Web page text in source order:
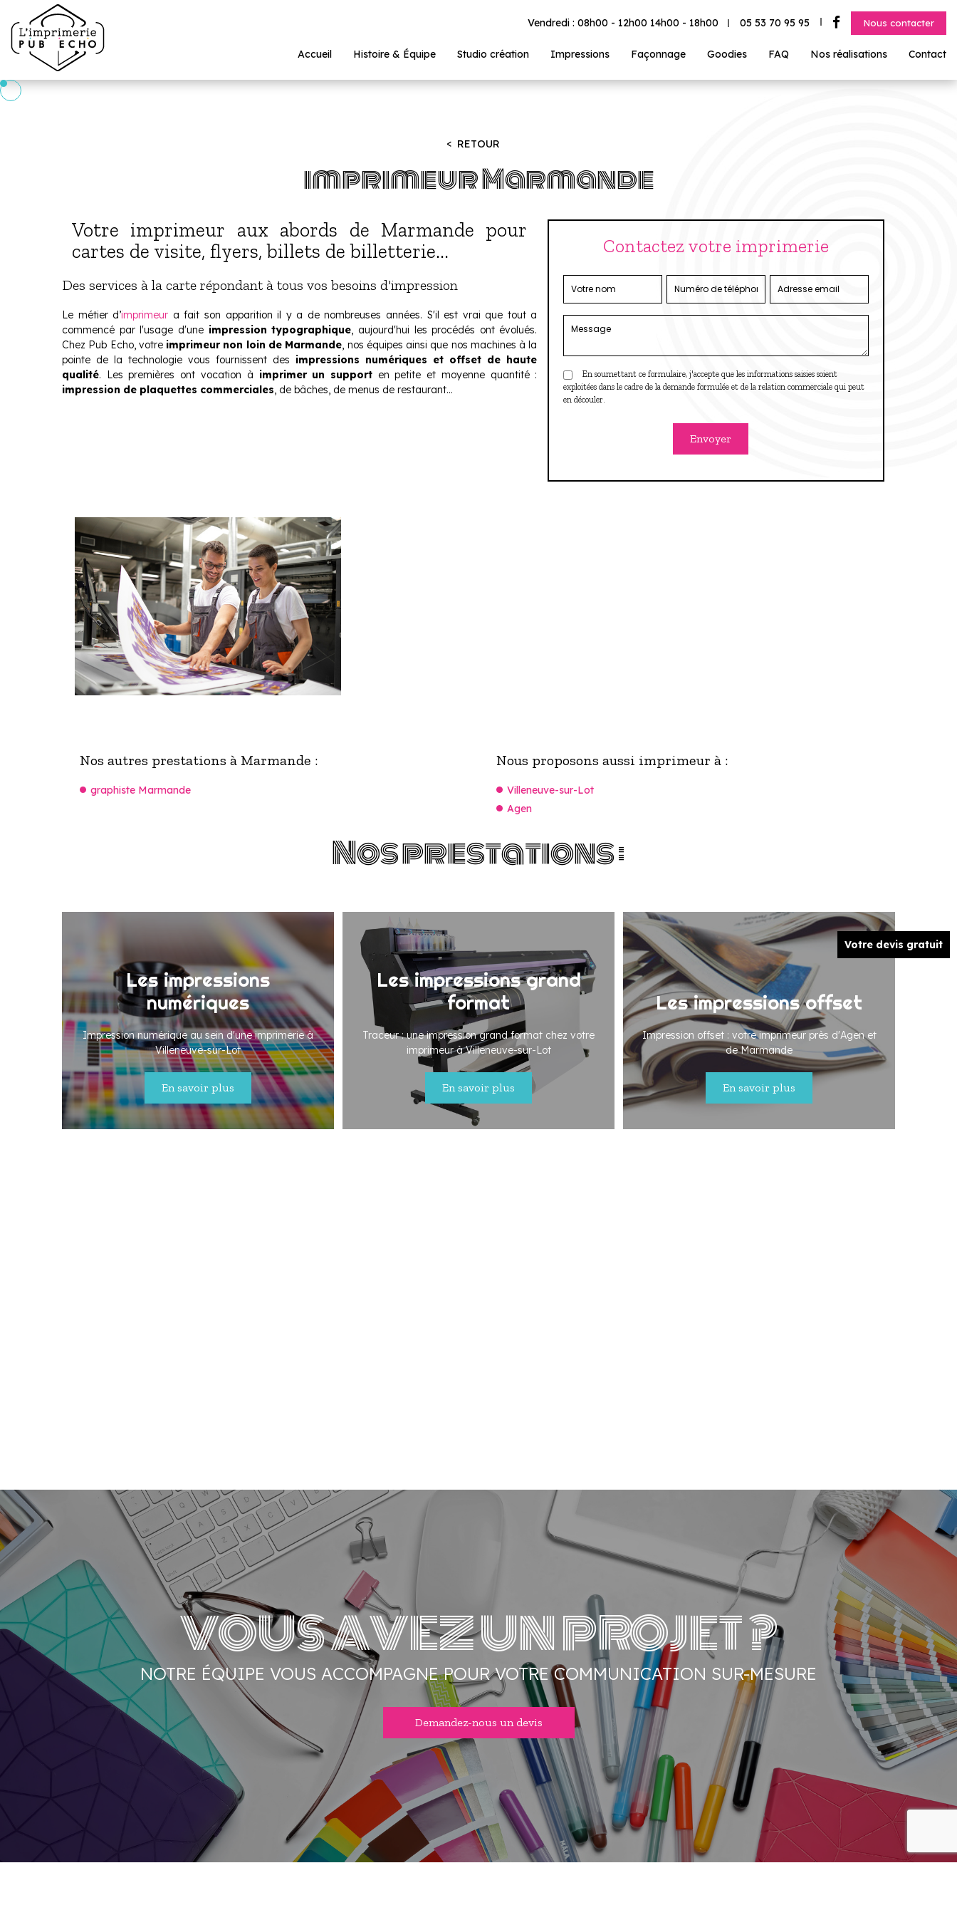
Vendredi : 08h00 - 12h00 14h00 - 18h00 05 53 70 95 95 Nous contacter
Accueil Histoire & Équipe Studio création Impressions Façonnage Goodies FAQ Nos réalisations Contact
RETOUR
imprimeur Marmande
Votre imprimeur aux abords de Marmande pour
cartes de visite, flyers, billets de billetterie...
Des services à la carte répondant à tous vos besoins d'impression
Le métier d’imprimeur a fait son apparition il y a de nombreuses années. S'il est vrai que tout a
commencé par l'usage d'une impression typographique, aujourd'hui les procédés ont évolués.
Chez Pub Echo, votre imprimeur non loin de Marmande, nos équipes ainsi que nos machines à la
pointe de la technologie vous fournissent des impressions numériques et offset de haute
qualité. Les premières ont vocation à imprimer un support en petite et moyenne quantité :
impression de plaquettes commerciales, de bâches, de menus de restaurant...
Contactez votre imprimerie
En soumettant ce formulaire, j'accepte que les informations saisies soient
exploitées dans le cadre de la demande formulée et de la relation commerciale qui peut
en découler.
Nos autres prestations à Marmande :
graphiste Marmande
Nous proposons aussi imprimeur à :
Villeneuve-sur-Lot
Agen
Nos prestations :
Les impressions
numériques
Impression numérique au sein d'une imprimerie à
Villeneuve-sur-Lot
En savoir plus
Les impressions grand
format
Traceur : une impression grand format chez votre
imprimeur à Villeneuve-sur-Lot
En savoir plus
Les impressions offset
Impression offset : votre imprimeur près d'Agen et
de Marmande
En savoir plus
Votre devis gratuit
VOUS AVEZ UN PROJET ?
NOTRE ÉQUIPE VOUS ACCOMPAGNE POUR VOTRE COMMUNICATION SUR-MESURE
Demandez-nous un devis